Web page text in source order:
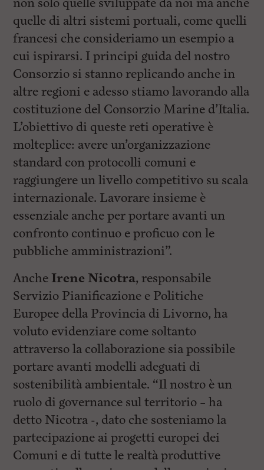
quelle di altri sistemi portuali, come quelli
francesi che consideriamo un esempio a
cui ispirarsi. I principi guida del nostro
Consorzio si stanno replicando anche in
altre regioni e adesso stiamo lavorando alla
costituzione del Consorzio Marine d’Italia.
L’obiettivo di queste reti operative è
molteplice: avere un’organizzazione
standard con protocolli comuni e
raggiungere un livello competitivo su scala
internazionale. Lavorare insieme è
essenziale anche per portare avanti un
confronto continuo e proficuo con le
pubbliche amministrazioni”.
Anche Irene Nicotra, responsabile
Servizio Pianificazione e Politiche
Europee della Provincia di Livorno, ha
voluto evidenziare come soltanto
attraverso la collaborazione sia possibile
portare avanti modelli adeguati di
sostenibilità ambientale. “Il nostro è un
ruolo di governance sul territorio – ha
detto Nicotra -, dato che sosteniamo la
partecipazione ai progetti europei dei
Comuni e di tutte le realtà produttive